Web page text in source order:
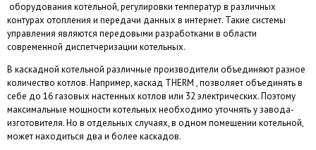
оборудования котельной, регулировки температур в различных
контурах отопления и передачи данных в интернет. Такие системы
управления являются передовыми разработками в области
современной диспетчеризации котельных.
В каскадной котельной различные производители объединяют разное
количество котлов. Например, каскад THERM , позволяет объединять в
себе до 16 газовых настенных котлов или 32 электрических. Поэтому
максимальные мощности котельных необходимо уточнять у завода-
изготовителя. Но в отдельных случаях, в одном помещении котельной,
может находиться два и более каскадов.